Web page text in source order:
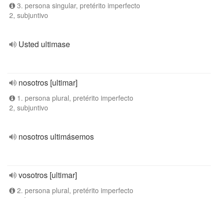
3. persona singular, pretérito imperfecto
2, subjuntivo
Usted ultimase
nosotros [ultimar]
1. persona plural, pretérito imperfecto
2, subjuntivo
nosotros ultimásemos
vosotros [ultimar]
2. persona plural, pretérito imperfecto